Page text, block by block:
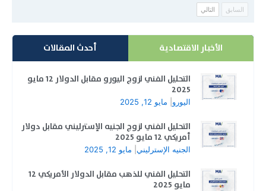
السابق التالي
الأخبار الاقتصادية أحدث المقالات
التحليل الفني لزوج اليورو مقابل الدولار 12 مايو
2025
اليورو مايو 12, 2025
التحليل الفني لزوج الجنيه الإسترليني مقابل دولار
أمريكي 12 مايو 2025
الجنيه الإسترليني مايو 12, 2025
التحليل الفني للذهب مقابل الدولار الأمريكي 12
مايو 2025